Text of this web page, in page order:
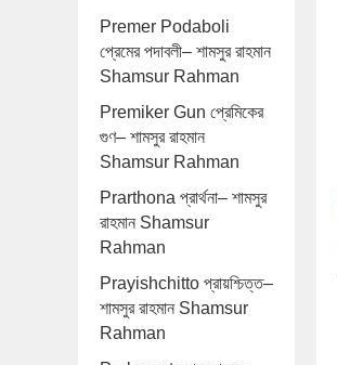
Premer Podaboli
প্রেমের পদাবলী– শামসুর রাহমান
Shamsur Rahman
Premiker Gun প্রেমিকের
গুণ– শামসুর রাহমান
Shamsur Rahman
Prarthona প্রার্থনা– শামসুর
রাহমান Shamsur
Rahman
Prayishchitto প্রায়শ্চিত্ত–
শামসুর রাহমান Shamsur
Rahman